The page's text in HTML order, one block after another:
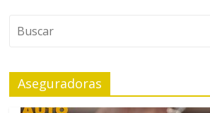
Aseguradoras